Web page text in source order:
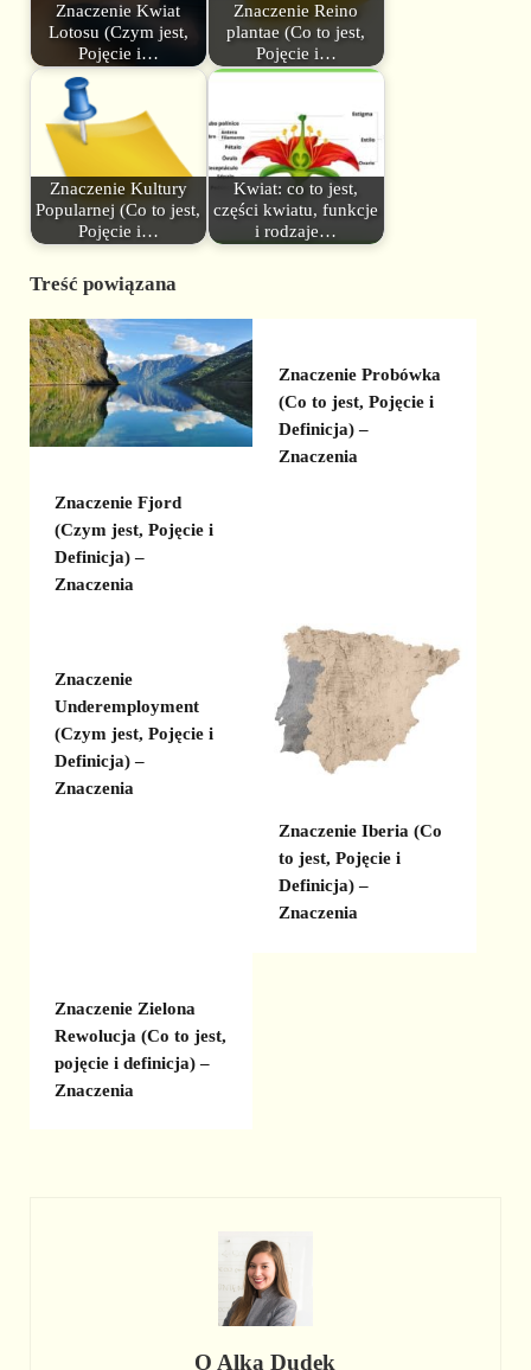
Znaczenie Kwiat
Lotosu (Czym jest,
Pojęcie i…
Znaczenie Reino
plantae (Co to jest,
Pojęcie i…
Znaczenie Kultury
Popularnej (Co to jest,
Pojęcie i…
Kwiat: co to jest,
części kwiatu, funkcje
i rodzaje…
Treść powiązana
Znaczenie Fjord
(Czym jest, Pojęcie i
Definicja) –
Znaczenia
Znaczenie Probówka
(Co to jest, Pojęcie i
Definicja) –
Znaczenia
Znaczenie
Underemployment
(Czym jest, Pojęcie i
Definicja) –
Znaczenia
Znaczenie Iberia (Co
to jest, Pojęcie i
Definicja) –
Znaczenia
Znaczenie Zielona
Rewolucja (Co to jest,
pojęcie i definicja) –
Znaczenia
OAlka Dudek